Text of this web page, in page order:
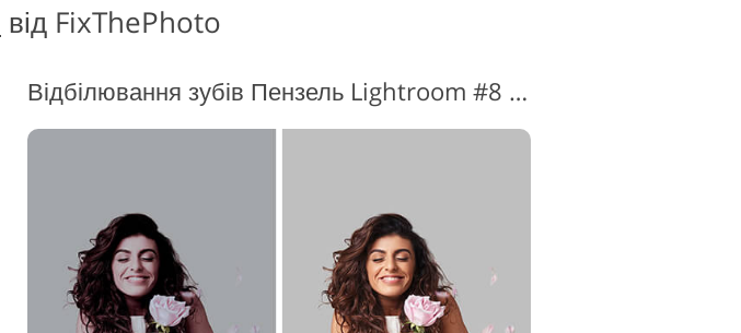
від FixThePhoto
Відбілювання зубів Пензель Lightroom #8 "Instagram"